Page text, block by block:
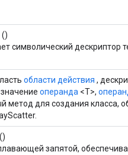
()
символический дескриптор
области действия ,
операнда <T>,
метод для создания класса,
()
запятой,